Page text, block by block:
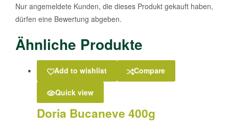
Nur angemeldete Kunden, die dieses Produkt gekauft haben,
dürfen eine Bewertung abgeben.
Ähnliche Produkte
Add to wishlist Compare
Quick view
Doria Bucaneve 400g